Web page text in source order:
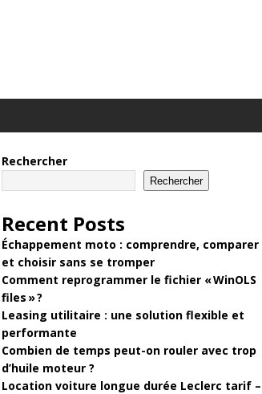
Rechercher
Rechercher
Recent Posts
Échappement moto : comprendre, comparer
et choisir sans se tromper
Comment reprogrammer le fichier « WinOLS
files » ?
Leasing utilitaire : une solution flexible et
performante
Combien de temps peut-on rouler avec trop
d’huile moteur ?
Location voiture longue durée Leclerc tarif –